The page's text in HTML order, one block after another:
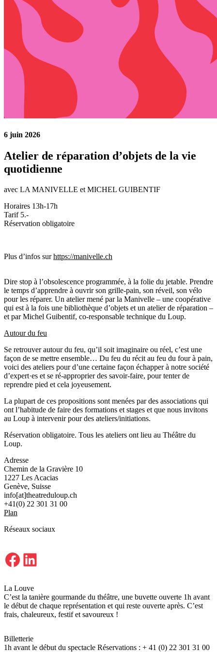
6 juin 2026
Atelier de réparation d’objets de la vie
quotidienne
avec LA MANIVELLE et MICHEL GUIBENTIF
Horaires 13h-17h
Tarif 5.-
Réservation obligatoire
Plus d’infos surhttps://manivelle.ch
Dire stop à l’obsolescence programmée, à la folie du jetable. Prendre
le temps d’apprendre à ouvrir son grille-pain, son réveil, son vélo
pour les réparer. Un atelier mené par la Manivelle – une coopérative
qui est à la fois une bibliothèque d’objets et un atelier de réparation –
et par Michel Guibentif, co-responsable technique du Loup.
Autour du feu
Se retrouver autour du feu, qu’il soit imaginaire ou réel, c’est une
façon de se mettre ensemble… Du feu du récit au feu du four à pain,
voici des ateliers pour d’une certaine façon échapper à notre société
d’expert·es et se ré-approprier des savoir-faire, pour tenter de
reprendre pied et cela joyeusement.
La plupart de ces propositions sont menées par des associations qui
ont l’habitude de faire des formations et stages et que nous invitons
au Loup à intervenir pour des ateliers/initiations.
Réservation obligatoire. Tous les ateliers ont lieu au Théâtre du
Loup.
Adresse
Chemin de la Gravière 10
1227 Les Acacias
Genève, Suisse
info[at]theatreduloup.ch
+41(0) 22 301 31 00
Plan
Réseaux sociaux
Facebook LinkedIn
La Louve
C’est la tanière gourmande du théâtre, une buvette ouverte 1h avant
le début de chaque représentation et qui reste ouverte après. C’est
frais, chaleureux, festif et savoureux !
Billetterie
1h avant le début du spectacle Réservations : + 41 (0) 22 301 31 00